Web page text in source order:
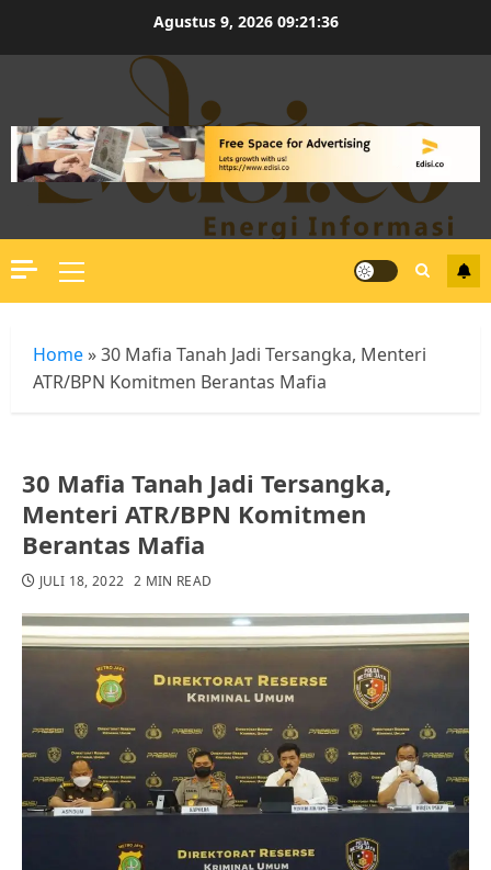
Agustus 9, 2026 09:21:36
Primary
Menu
Home »30 Mafia Tanah Jadi Tersangka, Menteri
ATR/BPN Komitmen Berantas Mafia
30 Mafia Tanah Jadi Tersangka,
Menteri ATR/BPN Komitmen
Berantas Mafia
JULI 18, 2022 2 MIN READ